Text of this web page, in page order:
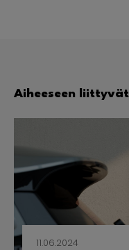
Aiheeseen
11.06.2024